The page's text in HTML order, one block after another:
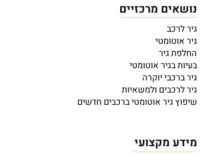
נושאים מרכזיים
גיר לרכב
גיר אוטומטי
החלפת גיר
בעיות בגיר אוטומטי
גיר ברכבי יוקרה
גיר לרכבים ולמשאיות
שיפוץ גיר אוטומטי ברכבים חדשים
מידע מקצועי